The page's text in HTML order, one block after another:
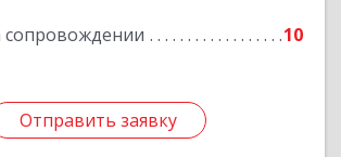
сопровождении 10
Отправить заявку
Отправить заявку